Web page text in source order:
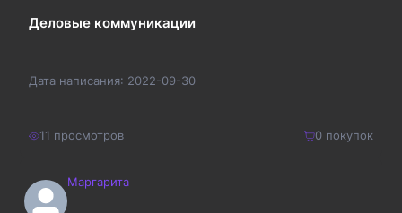
Деловые коммуникации
Дата написания: 2022-09-30
11 просмотров 0покупок
120₽Маргарита